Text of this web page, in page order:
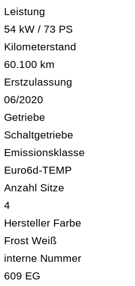
Leistung
54 kW / 73 PS
Kilometerstand
60.100 km
Erstzulassung
06/2020
Getriebe
Schaltgetriebe
Emissionsklasse
Euro6d-TEMP
Anzahl Sitze
4
Hersteller Farbe
Frost Weiß
interne Nummer
609 EG